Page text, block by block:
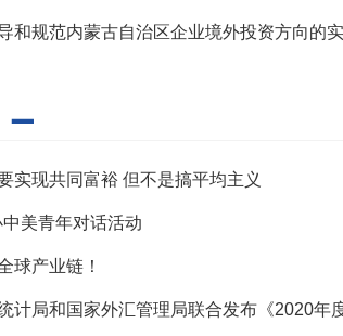
和规范内蒙古自治区企业境外投资方向的
实现共同富裕 但不是搞平均主义
美青年对话活动
球产业链！
计局和国家外汇管理局联合发布《2020年